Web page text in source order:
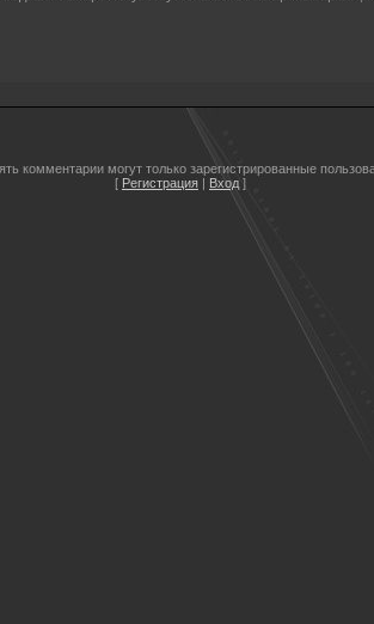
комментарии могут только зарегистрированные
[ Регистрация Вход ]